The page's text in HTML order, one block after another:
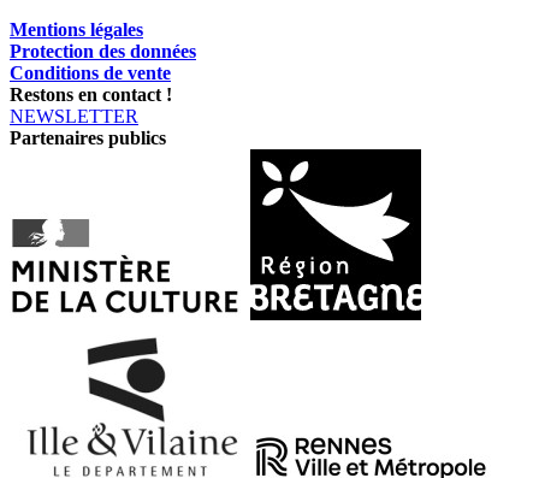
Mentions légales
Protection des données
Conditions de vente
Restons en contact !
NEWSLETTER
Partenaires publics